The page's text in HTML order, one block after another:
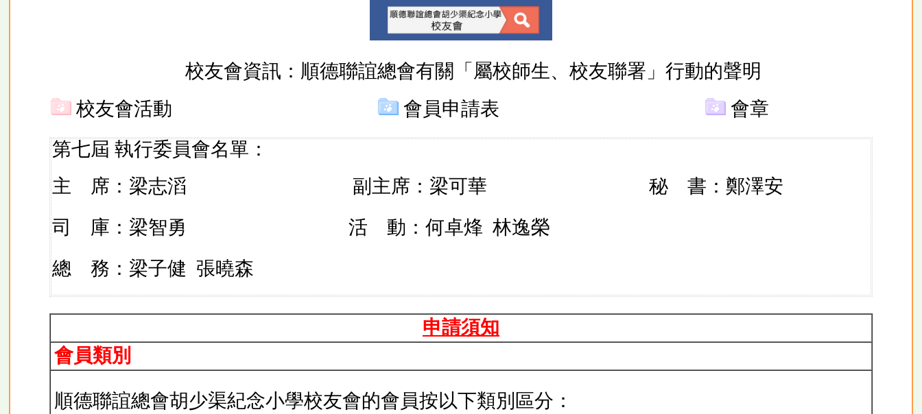
校友會資訊： 順德聯誼總會有關「屬校師生、校友聯署」行動的聲明
校友會活動
會員申請表
會章
第七屆 執行委員會名單：
主 席：梁志滔
副主席：梁可華
秘 書：鄭澤安
司 庫：梁智勇
活 動：何卓烽 林逸榮
總 務：梁子健 張曉森
申請須知
會員類別
順德聯誼總會胡少渠紀念小學校友會的會員按以下類別區分：